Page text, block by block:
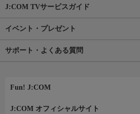
J:COM TVサービスガイド
イベント・プレゼント
サポート・よくある質問
Fun! J:COM
J:COM オフィシャルサイト